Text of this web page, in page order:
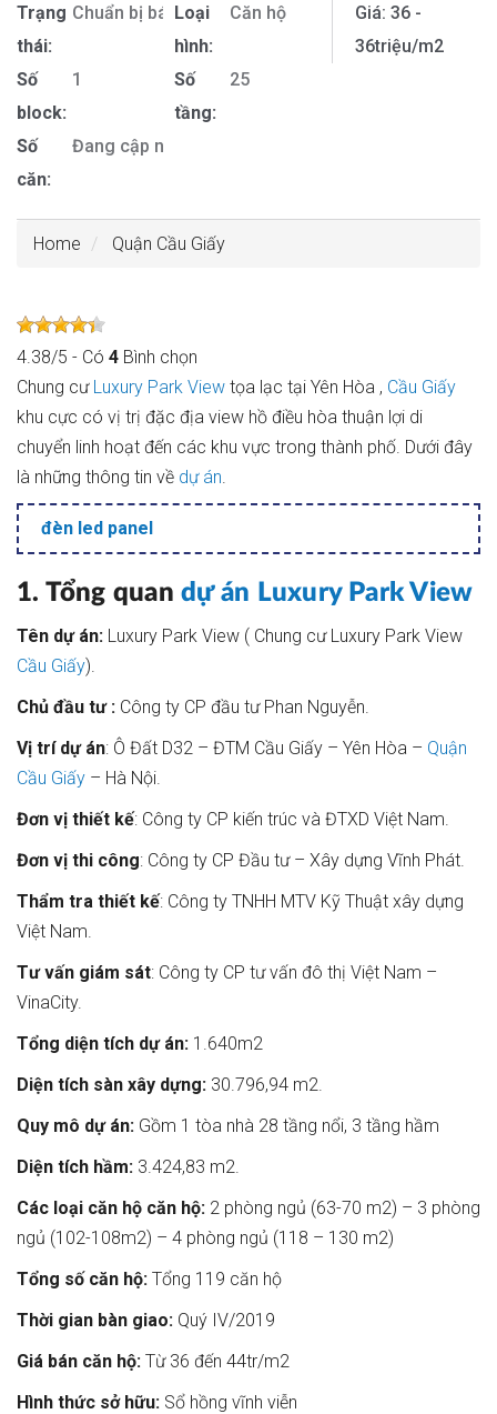
Trạng
thái:
Chuẩn bị bánLoại
hình:
Căn hộ
Số
block:
1
Số
tầng:
25
Số
căn:
Đang cập nhật
Giá: 36 -
36triệu/m2
Home Quận Cầu Giấy
4.38/5 - Có 4 Bình chọn
Chung cư Luxury Park View tọa lạc tại Yên Hòa , Cầu Giấy
khu cực có vị trị đặc địa view hồ điều hòa thuận lợi di
chuyển linh hoạt đến các khu vực trong thành phố. Dưới đây
là những thông tin về dự án
đèn led panel
1. Tổng quandự án Luxury Park View
Tên dự án: Luxury Park View ( Chung cư Luxury Park View
Cầu Giấy).
Chủ đầu tư : Công ty CP đầu tư Phan Nguyễn.
Vị trí dự án: Ô Đất D32 – ĐTM Cầu Giấy – Yên Hòa – Quận
Cầu Giấy – Hà Nội.
Đơn vị thiết kế: Công ty CP kiến trúc và ĐTXD Việt Nam.
Đơn vị thi công: Công ty CP Đầu tư – Xây dựng Vĩnh Phát.
Thẩm tra thiết kế: Công ty TNHH MTV Kỹ Thuật xây dựng
Việt Nam.
Tư vấn giám sát: Công ty CP tư vấn đô thị Việt Nam –
VinaCity.
Tổng diện tích dự án: 1.640m2
Diện tích sàn xây dựng: 30.796,94 m2.
Quy mô dự án: Gồm 1 tòa nhà 28 tầng nổi, 3 tầng hầm
Diện tích hầm: 3.424,83 m2.
Các loại căn hộ căn hộ: 2 phòng ngủ (63-70 m2) – 3 phòng
ngủ (102-108m2) – 4 phòng ngủ (118 – 130 m2)
Tổng số căn hộ: Tổng 119 căn hộ
Thời gian bàn giao: Quý IV/2019
Giá bán căn hộ: Từ 36 đến 44tr/m2
Hình thức sở hữu: Sổ hồng vĩnh viễn